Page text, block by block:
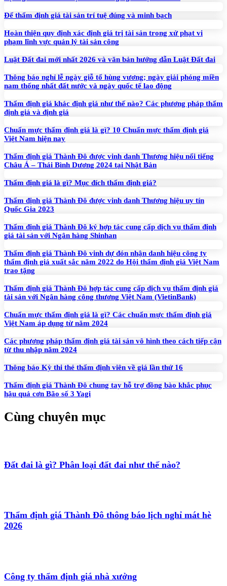
Để thẩm định giá tài sản trí tuệ đúng và minh bạch
Hoàn thiện quy định xác định giá trị tài sản trong xử phạt vi
phạm lĩnh vực quản lý tài sản công
Luật Đất đai mới nhất 2026 và văn bản hướng dẫn Luật Đất đai
Thông báo nghỉ lễ ngày giỗ tổ hùng vương; ngày giải phóng miền
nam thống nhất đất nước và ngày quốc tế lao động
Thẩm định giá khác định giá như thế nào? Các phương pháp thẩm
định giá và định giá
Chuẩn mực thẩm định giá là gì? 10 Chuẩn mực thẩm định giá
Việt Nam hiện nay
Thẩm định giá Thành Đô được vinh danh Thương hiệu nổi tiếng
Châu Á – Thái Bình Dương 2024 tại Nhật Bản
Thẩm định giá là gì? Mục đích thẩm định giá?
Thẩm định giá Thành Đô được vinh danh Thương hiệu uy tín
Quốc Gia 2023
Thẩm định giá Thành Đô ký hợp tác cung cấp dịch vụ thẩm định
giá tài sản với Ngân hàng Shinhan
Thẩm định giá Thành Đô vinh dự đón nhận danh hiệu công ty
thẩm định giá xuất sắc năm 2022 do Hội thẩm định giá Việt Nam
trao tặng
Thẩm định giá Thành Đô hợp tác cung cấp dịch vụ thẩm định giá
tài sản với Ngân hàng công thương Việt Nam (VietinBank)
Chuẩn mực thẩm định giá là gì? Các chuẩn mực thẩm định giá
Việt Nam áp dụng từ năm 2024
Các phương pháp thẩm định giá tài sản vô hình theo cách tiếp cận
từ thu nhập năm 2024
Thông báo Kỳ thi thẻ thẩm định viên về giá lần thứ 16
Thẩm định giá Thành Đô chung tay hỗ trợ đồng bào khắc phục
hậu quả cơn Bão số 3 Yagi
Cùng chuyên mục
Đất đai là gì? Phân loại đất đai như thế nào?
Thẩm định giá Thành Đô thông báo lịch nghỉ mát hè
2026
Công ty thẩm định giá nhà xưởng